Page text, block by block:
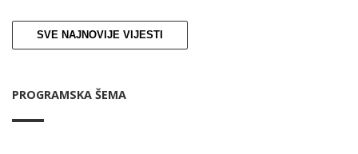
SVE NAJNOVIJE VIJESTI
PROGRAMSKA ŠEMA